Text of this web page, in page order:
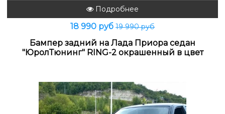
Подробнее
18 990 руб 19 990 руб
Бампер задний на Лада Приора седан
"ЮролТюнинг" RING-2 окрашенный в цвет